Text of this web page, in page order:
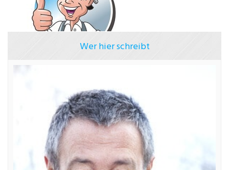
Wer hier schreibt